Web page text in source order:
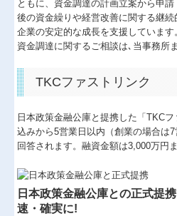
法人・個人顧問
相続贈与・事業承継
協同組合経営
医療(介護・福祉)
経営計画支援
ともに、資金調達の計画立案から申
後の資金繰りや経営改善に関する継
企業の安定的な成長を支援しています
資金調達に関するご相談は､当事務所
TKCファストリンク
日本政策金融公庫と提携した「TKC
込みから5営業日以内（創業の場合は
回答されます。融資金額は3,000万円ま
日本政策金融公庫との正式提携
速・確実に!